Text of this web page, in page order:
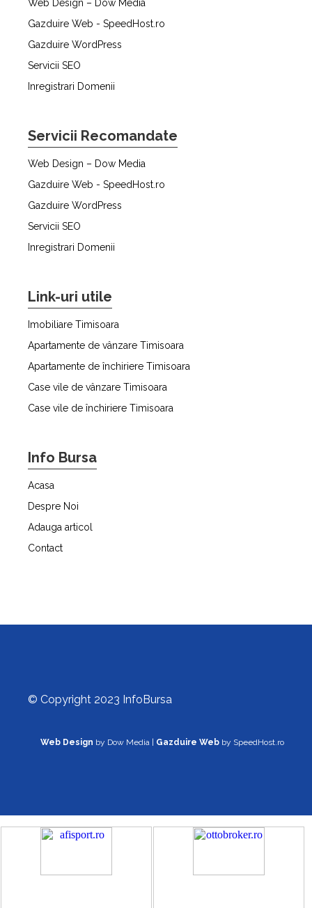
Web Design – Dow Media
Gazduire Web - SpeedHost.ro
Gazduire WordPress
Servicii SEO
Inregistrari Domenii
Servicii Recomandate
Web Design – Dow Media
Gazduire Web - SpeedHost.ro
Gazduire WordPress
Servicii SEO
Inregistrari Domenii
Link-uri utile
Imobiliare Timisoara
Apartamente de vânzare Timisoara
Apartamente de închiriere Timisoara
Case vile de vânzare Timisoara
Case vile de închiriere Timisoara
Info Bursa
Acasa
Despre Noi
Adauga articol
Contact
© Copyright 2023 InfoBursa
Web Design by Dow Media | Gazduire Web by SpeedHost.ro